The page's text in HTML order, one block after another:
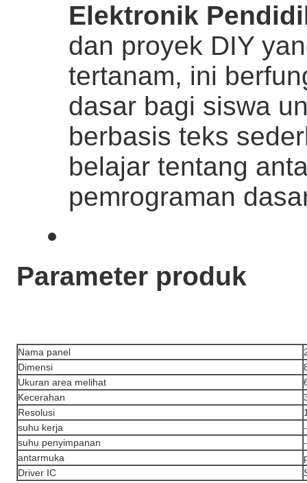
Elektronik
dan proyek DIY
tertanam, ini
dasar bagi siswa
berbasis teks
belajar tentang
pemrograman
Parameter produk
Nama panel
Dimensi
Ukuran area melihat
Kecerahan
Resolusi
suhu kerja
suhu penyimpanan
antarmuka
Driver IC